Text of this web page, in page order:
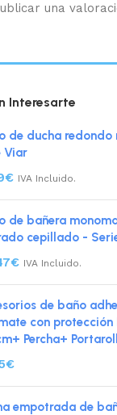
una
Interesarte
de ducha redondo
Viar
€ IVA Incluido.
de bañera
cepillado -
€ IVA Incluido.
de baño
con protección
Percha+
€
empotrada de